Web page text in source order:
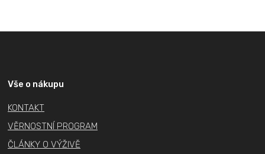
Vše o nákupu
KONTAKT
VĚRNOSTNÍ PROGRAM
ČLÁNKY O VÝŽIVĚ